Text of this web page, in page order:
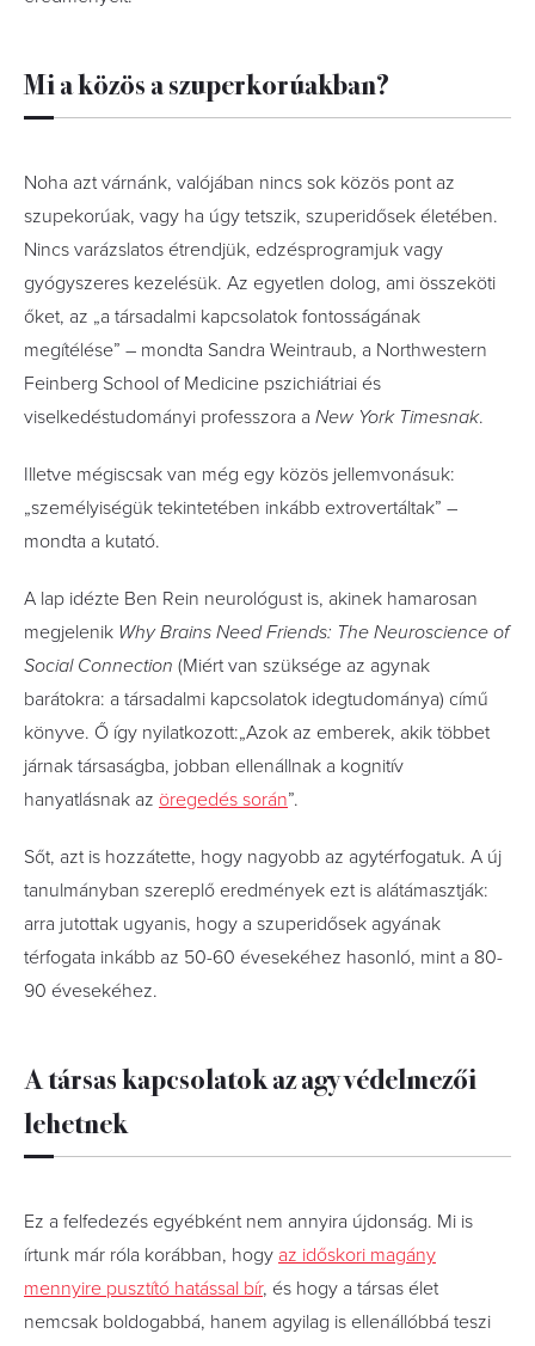
Mi a közös a szuperkorúakban?
Noha azt várnánk, valójában nincs sok közös pont az
szupekorúak, vagy ha úgy tetszik, szuperidősek életében.
Nincs varázslatos étrendjük, edzésprogramjuk vagy
gyógyszeres kezelésük. Az egyetlen dolog, ami összeköti
őket, az „a társadalmi kapcsolatok fontosságának
megítélése” – mondta Sandra Weintraub, a Northwestern
Feinberg School of Medicine pszichiátriai és
viselkedéstudományi professzora a New York Timesnak.
Illetve mégiscsak van még egy közös jellemvonásuk:
„személyiségük tekintetében inkább extrovertáltak” –
mondta a kutató.
A lap idézte Ben Rein neurológust is, akinek hamarosan
megjelenik Why Brains Need Friends: The Neuroscience of
Social Connection (Miért van szüksége az agynak
barátokra: a társadalmi kapcsolatok idegtudománya) című
könyve. Ő így nyilatkozott:„Azok az emberek, akik többet
járnak társaságba, jobban ellenállnak a kognitív
hanyatlásnak az öregedés során”.
Sőt, azt is hozzátette, hogy nagyobb az agytérfogatuk. A új
tanulmányban szereplő eredmények ezt is alátámasztják:
arra jutottak ugyanis, hogy a szuperidősek agyának
térfogata inkább az 50-60 évesekéhez hasonló, mint a 80-
90 évesekéhez.
A társas kapcsolatok az agy védelmezői
lehetnek
Ez a felfedezés egyébként nem annyira újdonság. Mi is
írtunk már róla korábban, hogy az időskori magány
mennyire pusztító hatással bír, és hogy a társas élet
nemcsak boldogabbá, hanem agyilag is ellenállóbbá teszi